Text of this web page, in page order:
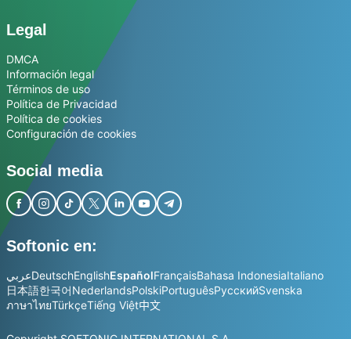
Legal
DMCA
Información legal
Términos de uso
Política de Privacidad
Política de cookies
Configuración de cookies
Social media
Softonic en:
عربيDeutschEnglishEspañolFrançaisBahasa IndonesiaItaliano
日本語한국어NederlandsPolskiPortuguêsРусскийSvenska
ภาษาไทยTürkçeTiếng Việt中文